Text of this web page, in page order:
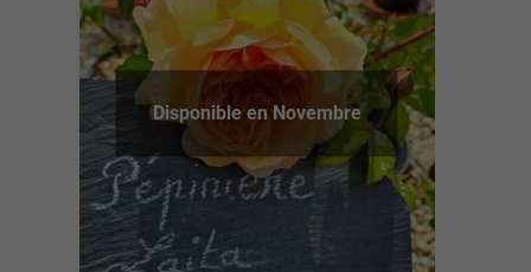
Disponible en Novembre